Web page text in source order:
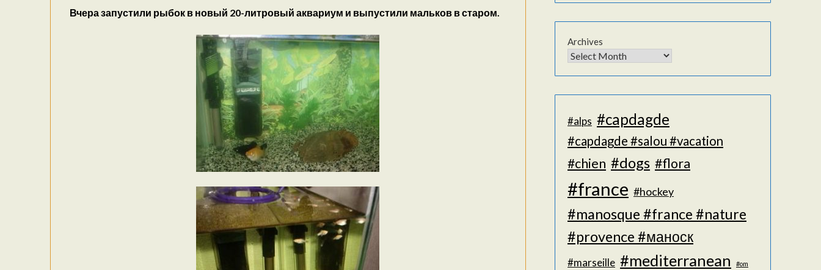
Вчера запустили рыбок в новый 20-литровый аквариум и выпустили мальков в старом.
Archives
#alps #capdagde
#capdagde #salou #vacation
#chien #dogs #flora
#france #hockey
#manosque #france #nature
#provence #маноск
#marseille #mediterranean #om